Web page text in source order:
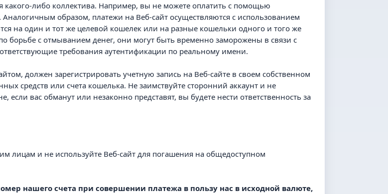
какого-либо коллектива. Например, вы не можете оплатить с помощью
образом, платежи на Веб-сайт осуществляются с использованием
на один и тот же целевой кошелек или на разные кошельки одного и того же
борьбе с отмыванием денег, они могут быть временно заморожены в связи с
требования аутентификации по реальному имени.
должен зарегистрировать учетную запись на Веб-сайте в своем собственном
средств или счета кошелька. Не заимствуйте сторонний аккаунт и не
вас обманут или незаконно представят, вы будете нести ответственность за
лицам и не используйте Веб-сайт для погашения на общедоступном
нашего счета при совершении платежа в пользу нас в исходной валюте,